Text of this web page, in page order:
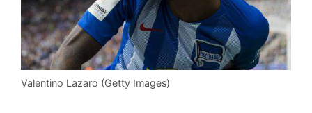
Valentino Lazaro (Getty Images)